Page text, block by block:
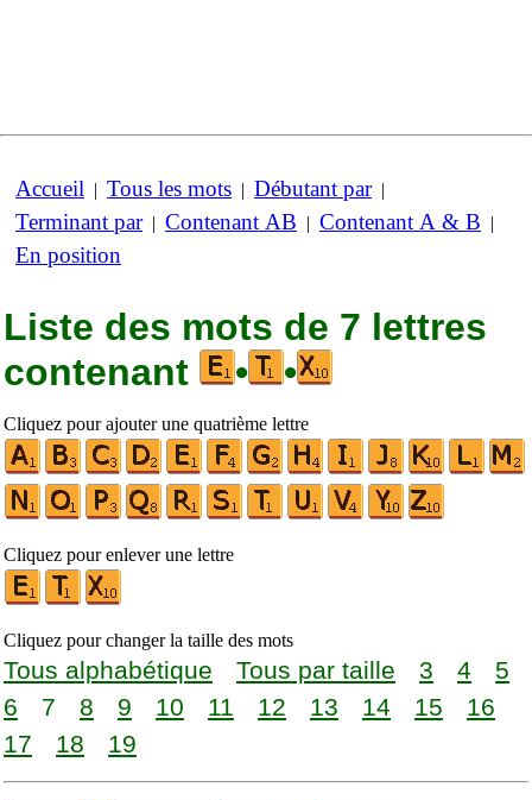
Accueil | Tous les mots | Débutant par|
Terminant par| Contenant AB | Contenant A & B |
En position
Liste des mots de 7 lettres
contenant
• •
Cliquez pour ajouter une quatrième lettre
Cliquez pour enlever une lettre
Cliquez pour changer la taille des mots
Tous alphabétique Tous par taille 3 4
5
6
7 8 9 10 11 12 13 14 15
16
17
18 19